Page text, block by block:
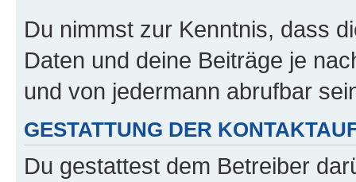
Du nimmst zur Kenntnis, dass
Daten und deine Beiträge je
und von jedermann abrufbar
GESTATTUNG DER
Du gestattest dem Betreiber